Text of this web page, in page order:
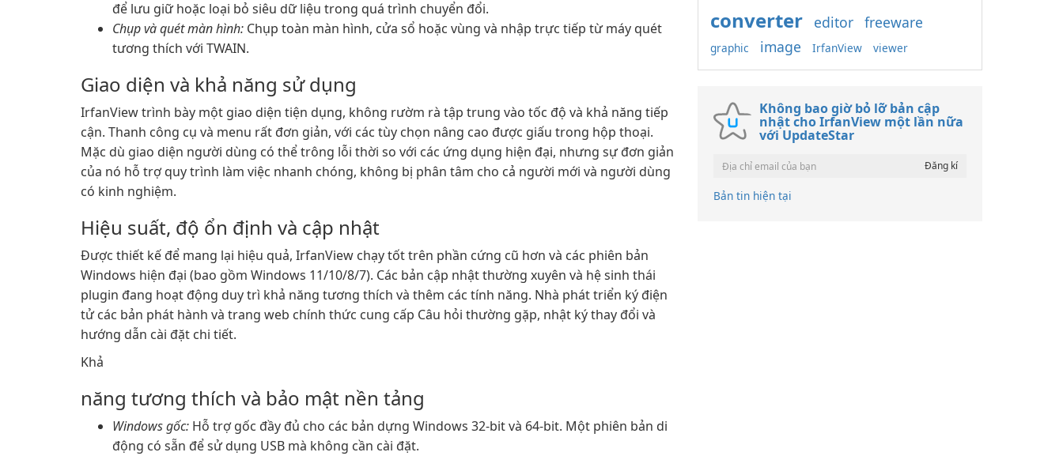
để lưu giữ hoặc loại bỏ siêu dữ liệu trong quá trình chuyển đổi.
Chụp và quét màn hình: Chụp toàn màn hình, cửa sổ hoặc vùng và nhập trực tiếp từ máy quét
tương thích với TWAIN.
Giao diện và khả năng sử dụng
IrfanView trình bày một giao diện tiện dụng, không rườm rà tập trung vào tốc độ và khả năng tiếp
cận. Thanh công cụ và menu rất đơn giản, với các tùy chọn nâng cao được giấu trong hộp thoại.
Mặc dù giao diện người dùng có thể trông lỗi thời so với các ứng dụng hiện đại, nhưng sự đơn giản
của nó hỗ trợ quy trình làm việc nhanh chóng, không bị phân tâm cho cả người mới và người dùng
có kinh nghiệm.
Hiệu suất, độ ổn định và cập nhật
Được thiết kế để mang lại hiệu quả, IrfanView chạy tốt trên phần cứng cũ hơn và các phiên bản
Windows hiện đại (bao gồm Windows 11/10/8/7). Các bản cập nhật thường xuyên và hệ sinh thái
plugin đang hoạt động duy trì khả năng tương thích và thêm các tính năng. Nhà phát triển ký điện
tử các bản phát hành và trang web chính thức cung cấp Câu hỏi thường gặp, nhật ký thay đổi và
hướng dẫn cài đặt chi tiết.
Khả
năng tương thích và bảo mật nền tảng
Windows gốc: Hỗ trợ gốc đầy đủ cho các bản dựng Windows 32-bit và 64-bit. Một phiên bản di
động có sẵn để sử dụng USB mà không cần cài đặt.
converter editor freeware
graphic image IrfanView viewer
Không bao giờ bỏ lỡ bản cập
nhật cho IrfanView một lần nữa
với UpdateStar
Bản tin hiện tại